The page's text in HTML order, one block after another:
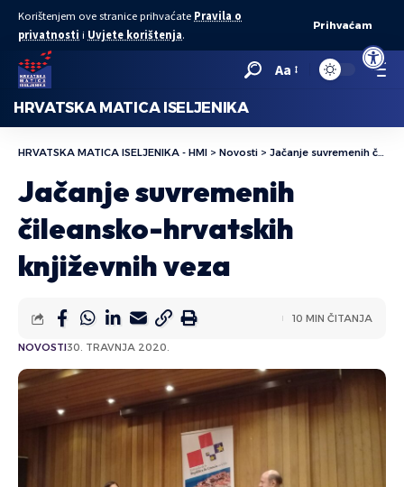
Open
Korištenjem ove stranice prihvaćate Pravila o
privatnosti i Uvjete korištenja.
Prihvaćam
Aa
HRVATSKA MATICA ISELJENIKA
HRVATSKA MATICA ISELJENIKA - HMI > Novosti > Jačanje suvremenih čileansko-hrvatskih književnih veza
Jačanje suvremenih
čileansko-hrvatskih
književnih veza
NOVOSTI30. TRAVNJA 2020.
10 MIN ČITANJA